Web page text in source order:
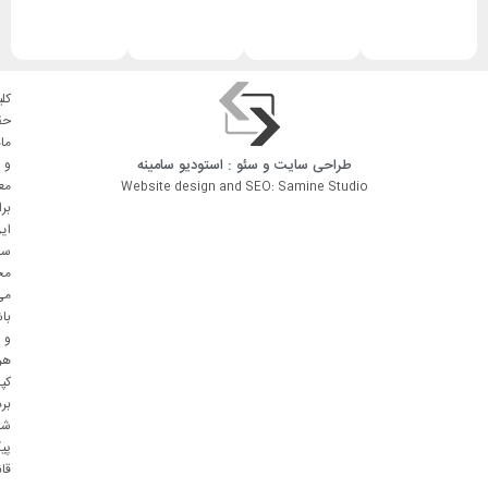
طراحی سایت و سئو : استودیو سامینه
Website design and SEO: Samine Studio
و
و